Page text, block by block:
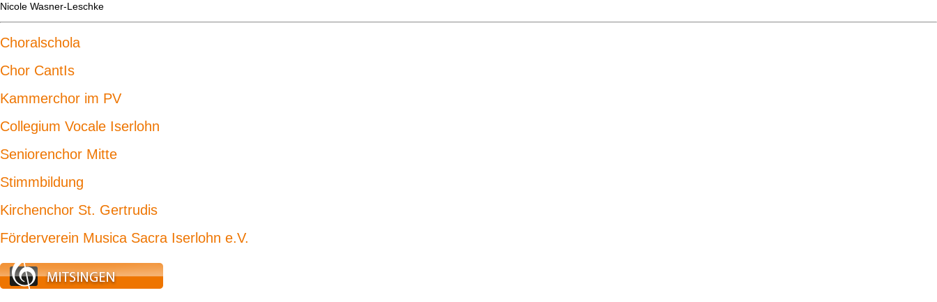
Nicole Wasner-Leschke
Choralschola
Chor CantIs
Kammerchor im PV
Collegium Vocale Iserlohn
Seniorenchor Mitte
Stimmbildung
Kirchenchor St. Gertrudis
Förderverein Musica Sacra Iserlohn e.V.